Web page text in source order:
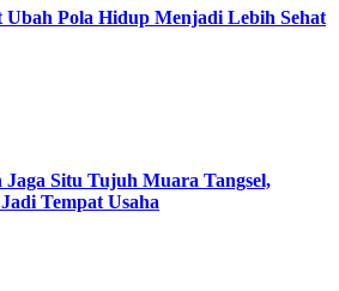
Pola Hidup Menjadi Lebih Sehat
Jaga Situ Tujuh Muara Tangsel,
Tempat Usaha